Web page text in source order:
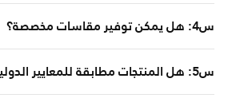
س4: هل يمكن توفير مقاسات مخصصة؟
س5: هل المنتجات مطابقة للمعايير الدولية؟